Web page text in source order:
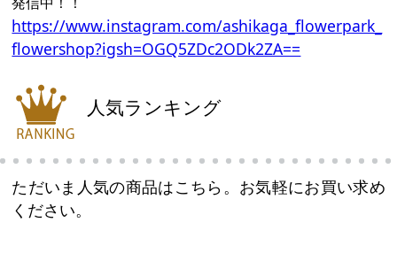
https://www.instagram.com/ashikaga_flowerpark_
flowershop?igsh=OGQ5ZDc2ODk2ZA==
人気ランキング
ただいま人気の商品はこちら。お気軽にお買い求め
ください。